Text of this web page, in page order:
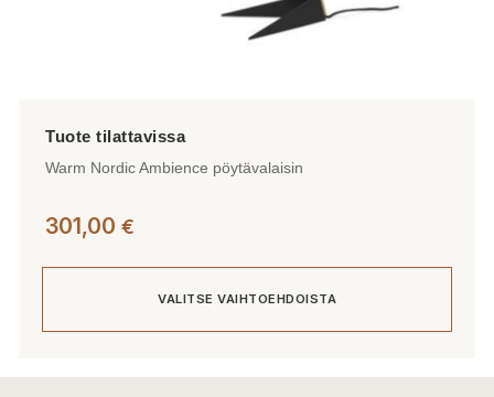
Warm Nordic Ambience pöytävalaisin
301,00 €
VALITSE VAIHTOEHDOISTA